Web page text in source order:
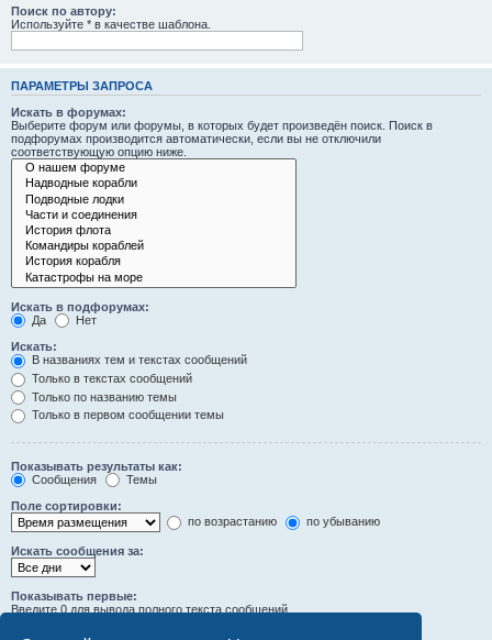
Поиск по автору:
Используйте * в качестве шаблона.
ПАРАМЕТРЫ ЗАПРОСА
Искать в форумах:
Выберите форум или форумы, в которых будет произведён поиск. Поиск в
подфорумах производится автоматически, если вы не отключили
соответствующую опцию ниже.
Искать в подфорумах:
Да
Нет
Искать:
В названиях тем и текстах сообщений
Только в текстах сообщений
Только по названию темы
Только в первом сообщении темы
Показывать результаты как:
Сообщения
Темы
Поле сортировки:
по возрастанию
по убыванию
Искать сообщения за:
Показывать первые:
Введите 0 для вывода полного текста сообщений.